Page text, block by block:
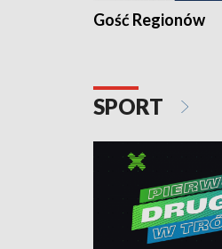
Gość Regionów
SPORT